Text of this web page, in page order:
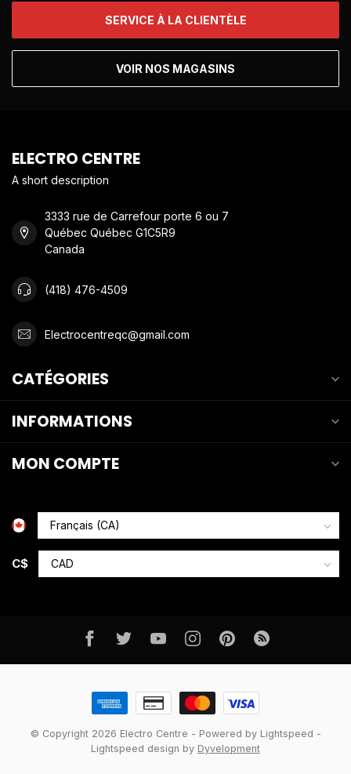
SERVICE À LA CLIENTÈLE
VOIR NOS MAGASINS
ELECTRO CENTRE
A short description
3333 rue de Carrefour porte 6 ou 7
Québec Québec G1C5R9
Canada
(418) 476-4509
Electrocentreqc@gmail.com
CATÉGORIES
INFORMATIONS
MON COMPTE
C$
© Copyright 2026 Electro Centre - Powered by Lightspeed -
Lightspeed design by Dyvelopment